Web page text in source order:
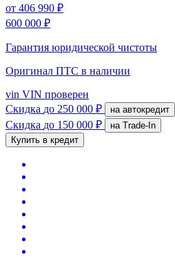
от 406 990 ₽
600 000 ₽
Гарантия юридической чистоты
Оригинал ПТС в наличии
vin VIN проверен
Скидка до 250 000 ₽ на автокредит
Скидка до 150 000 ₽
на Trade-In
Купить в кредит